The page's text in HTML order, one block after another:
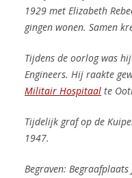
1929 met Elizabeth
gingen wonen. Samen
Tijdens de oorlog was
Engineers. Hij raakte
Militair Hospitaal te
Tijdelijk graf op de
1947.
Begraven: